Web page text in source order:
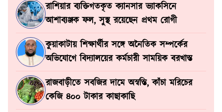
রাশিয়ার ব্যক্তিগতকৃত ক্যানসার ভ্যাকসিনে
আশাব্যঞ্জক ফল, সুস্থ রয়েছেন প্রথম রোগী
কুয়াকাটায় শিক্ষার্থীর সঙ্গে অনৈতিক সম্পর্কের
অভিযোগে বিদ্যালয়ের কর্মচারী সাময়িক বরখাস্ত
রাজবাড়ীতে সবজির দামে অস্বস্তি, কাঁচা মরিচের
কেজি ৪০০ টাকার কাছাকাছি